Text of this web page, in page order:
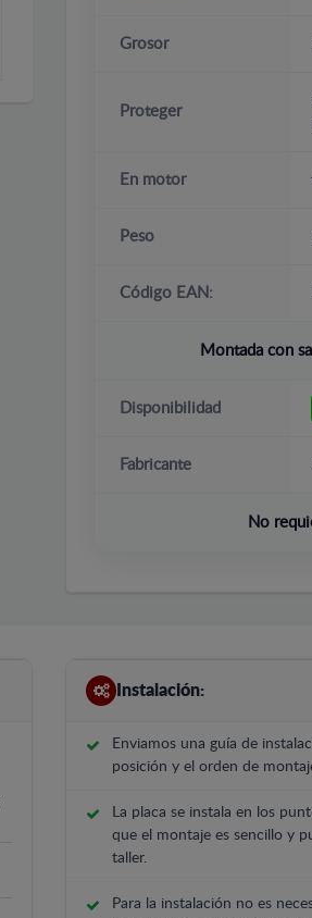
Grosor
Proteger
En motor
Peso
Código EAN:
Montada con
Disponibilidad
Fabricante
No
Instalación:
Enviamos una guía de
posición y el orden de
La placa se instala en los
que el montaje es sencillo y
taller.
Para la instalación no es